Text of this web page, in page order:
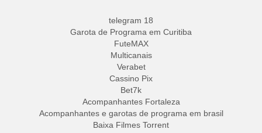
telegram 18
Garota de Programa em Curitiba
FuteMAX
Multicanais
Verabet
Cassino Pix
Bet7k
Acompanhantes Fortaleza
Acompanhantes e garotas de programa em brasil
Baixa Filmes Torrent